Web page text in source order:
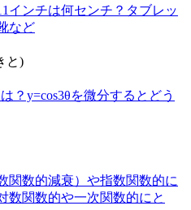
インチは何センチ？タブレッ
など
と)
？y=cos3θを微分するとどう
関数的減衰）や指数関数的に
数関数的や一次関数的にと